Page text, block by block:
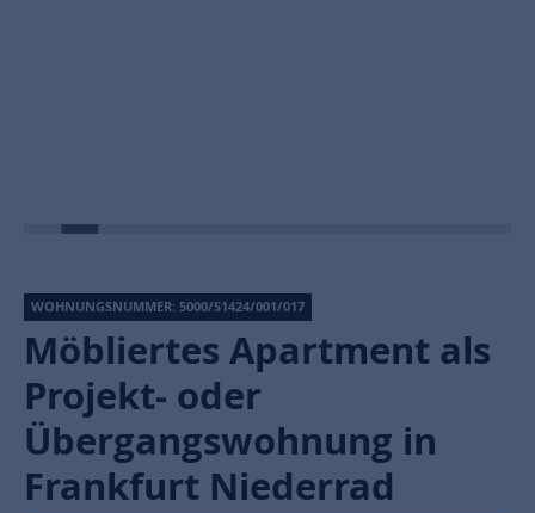
WOHNUNGSNUMMER: 5000/S1424/001/017
Möbliertes Apartment als
Projekt- oder
Übergangswohnung in
Frankfurt Niederrad